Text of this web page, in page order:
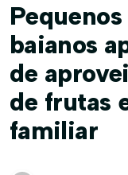
baianos
de
de frutas
familiar